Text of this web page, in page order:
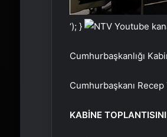
‘); }
Cumhurbaşkanlığı
Cumhurbaşkanı Recep
KABİNE